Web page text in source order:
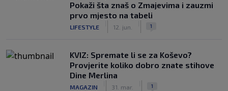
Pokaži šta znaš o Zmajevima i zauzmi
prvo mjesto na tabeli
LIFESTYLE 12. jun. 1
KVIZ: Spremate li se za Koševo?
Provjerite koliko dobro znate stihove
Dine Merlina
MAGAZIN 31. mar. 1